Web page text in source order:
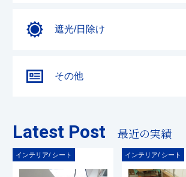
遮光/日除け
その他
Latest Post 最近の実績
インテリア/ シート インテリア/ シート